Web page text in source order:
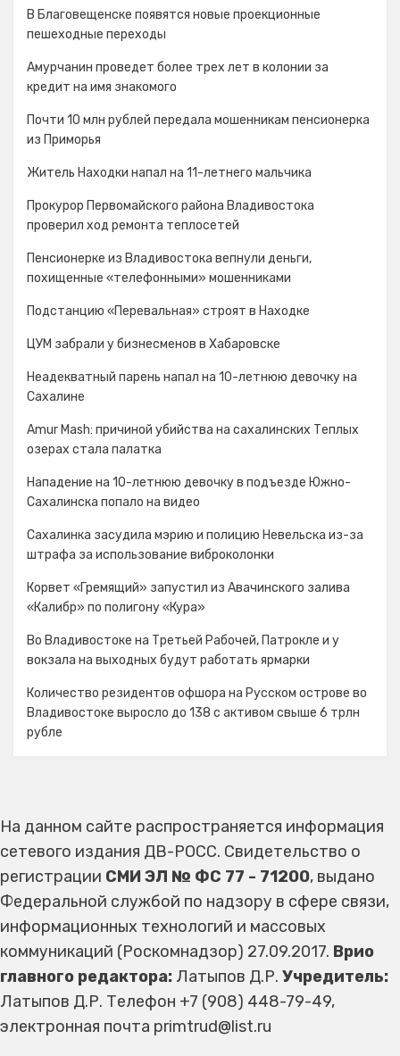
В Благовещенске появятся новые проекционные
пешеходные переходы
Амурчанин проведет более трех лет в колонии за
кредит на имя знакомого
Почти 10 млн рублей передала мошенникам пенсионерка
из Приморья
Житель Находки напал на 11-летнего мальчика
Прокурор Первомайского района Владивостока
проверил ход ремонта теплосетей
Пенсионерке из Владивостока вепнули деньги,
похищенные «телефонными» мошенниками
Подстанцию «Перевальная» строят в Находке
ЦУМ забрали у бизнесменов в Хабаровске
Неадекватный парень напал на 10-летнюю девочку на
Сахалине
Amur Mash: причиной убийства на сахалинских Теплых
озерах стала палатка
Нападение на 10-летнюю девочку в подъезде Южно-
Сахалинска попало на видео
Сахалинка засудила мэрию и полицию Невельска из-за
штрафа за использование виброколонки
Корвет «Гремящий» запустил из Авачинского залива
«Калибр» по полигону «Кура»
Во Владивостоке на Третьей Рабочей, Патрокле и у
вокзала на выходных будут работать ярмарки
Количество резидентов офшора на Русском острове во
Владивостоке выросло до 138 с активом свыше 6 трлн
рубле
На данном сайте распространяется информация
сетевого издания ДВ-РОСС. Свидетельство о
регистрации СМИ ЭЛ № ФС 77 - 71200, выдано
Федеральной службой по надзору в сфере связи,
информационных технологий и массовых
коммуникаций (Роскомнадзор) 27.09.2017. Врио
главного редактора: Латыпов Д.Р. Учредитель:
Латыпов Д.Р. Телефон +7 (908) 448-79-49,
электронная почта primtrud@list.ru